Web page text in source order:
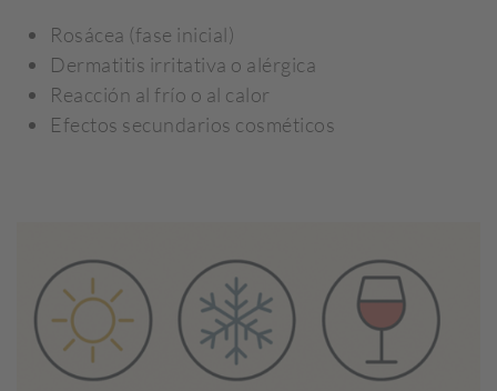
Rosácea (fase inicial)
Dermatitis irritativa o alérgica
Reacción al frío o al calor
Efectos secundarios cosméticos